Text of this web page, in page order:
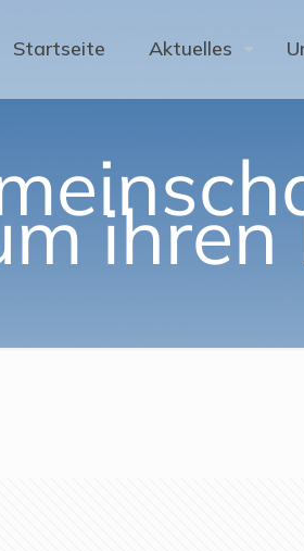
Startseite Aktuelles
ihren